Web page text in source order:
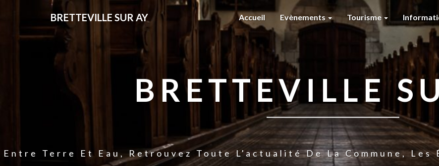
BRETTEVILLE SUR AY Accueil Evènements Tourisme
BRETTEVILLE
Entre Terre Et Eau, Retrouvez Toute L'actualité De La Commune,